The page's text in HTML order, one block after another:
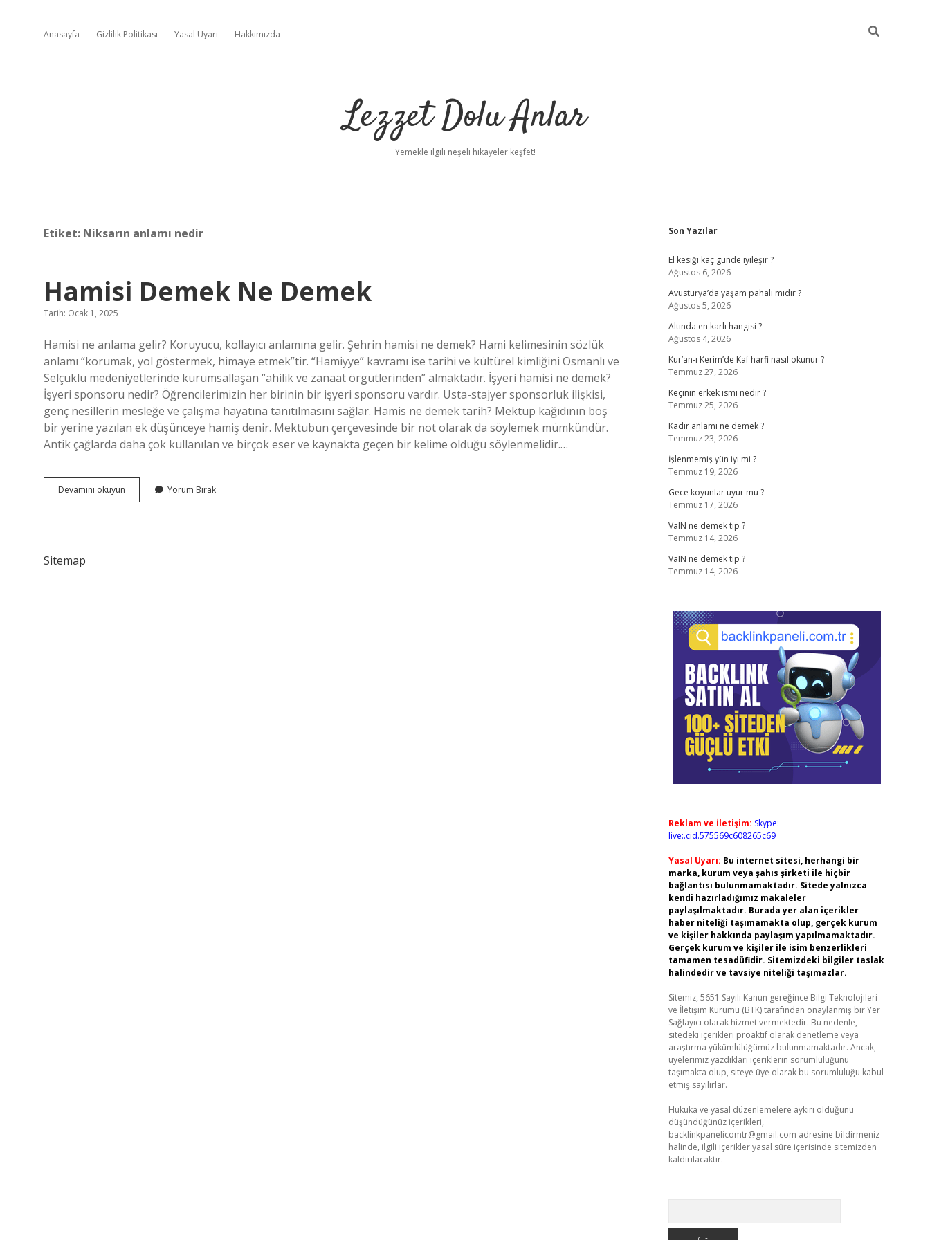
Anasayfa Gizlilik Politikası Yasal Uyarı Hakkımızda
Lezzet Dolu Anlar
Yemekle ilgili neşeli hikayeler keşfet!
Etiket: Niksarın anlamı nedir
Hamisi Demek Ne Demek
Tarih: Ocak 1, 2025
Hamisi ne anlama gelir? Koruyucu, kollayıcı anlamına gelir. Şehrin hamisi ne demek? Hami kelimesinin sözlük
anlamı “korumak, yol göstermek, himaye etmek”tir. “Hamiyye” kavramı ise tarihi ve kültürel kimliğini Osmanlı ve
Selçuklu medeniyetlerinde kurumsallaşan “ahilik ve zanaat örgütlerinden” almaktadır. İşyeri hamisi ne demek?
İşyeri sponsoru nedir? Öğrencilerimizin her birinin bir işyeri sponsoru vardır. Usta-stajyer sponsorluk ilişkisi,
genç nesillerin mesleğe ve çalışma hayatına tanıtılmasını sağlar. Hamis ne demek tarih? Mektup kağıdının boş
bir yerine yazılan ek düşünceye hamiş denir. Mektubun çerçevesinde bir not olarak da söylemek mümkündür.
Antik çağlarda daha çok kullanılan ve birçok eser ve kaynakta geçen bir kelime olduğu söylenmelidir.…
Devamını okuyun
Demek
Yorum Bırak
Sitemap
Sidebar
Son Yazılar
El kesiği kaç günde iyileşir ?
Ağustos 6, 2026
Avusturya’da yaşam pahalı mıdır ?
Ağustos 5, 2026
Altında en karlı hangisi ?
Ağustos 4, 2026
Kur’an-ı Kerim’de Kaf harfi nasıl okunur ?
Temmuz 27, 2026
Keçinin erkek ismi nedir ?
Temmuz 25, 2026
Kadir anlamı ne demek ?
Temmuz 23, 2026
İşlenmemiş yün iyi mi ?
Temmuz 19, 2026
Gece koyunlar uyur mu ?
Temmuz 17, 2026
VaIN ne demek tıp ?
Temmuz 14, 2026
VaIN ne demek tıp ?
Temmuz 14, 2026
Reklam ve İletişim: Skype:
live:.cid.575569c608265c69
Yasal Uyarı: Bu internet sitesi, herhangi bir
marka, kurum veya şahıs şirketi ile hiçbir
bağlantısı bulunmamaktadır. Sitede yalnızca
kendi hazırladığımız makaleler
paylaşılmaktadır. Burada yer alan içerikler
haber niteliği taşımamakta olup, gerçek kurum
ve kişiler hakkında paylaşım yapılmamaktadır.
Gerçek kurum ve kişiler ile isim benzerlikleri
tamamen tesadüfidir. Sitemizdeki bilgiler taslak
halindedir ve tavsiye niteliği taşımazlar.
Sitemiz, 5651 Sayılı Kanun gereğince Bilgi Teknolojileri
ve İletişim Kurumu (BTK) tarafından onaylanmış bir Yer
Sağlayıcı olarak hizmet vermektedir. Bu nedenle,
sitedeki içerikleri proaktif olarak denetleme veya
araştırma yükümlülüğümüz bulunmamaktadır. Ancak,
üyelerimiz yazdıkları içeriklerin sorumluluğunu
taşımakta olup, siteye üye olarak bu sorumluluğu kabul
etmiş sayılırlar.
Hukuka ve yasal düzenlemelere aykırı olduğunu
düşündüğünüz içerikleri,
backlinkpanelicomtr@gmail.com adresine bildirmeniz
halinde, ilgili içerikler yasal süre içerisinde sitemizden
kaldırılacaktır.
ilbet giriş